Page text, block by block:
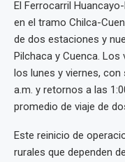
El Ferrocarril
en el tramo Chilca-
de dos estaciones y
Pilchaca y Cuenca.
los lunes y viernes, con
a.m. y retornos a las
promedio de viaje de
Este reinicio de
rurales que dependen